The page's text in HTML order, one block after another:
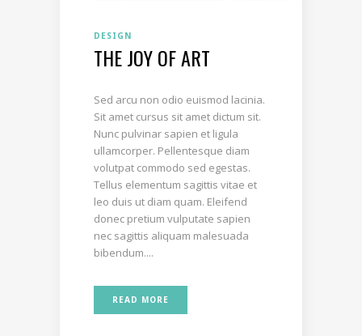
DESIGN
THE JOY OF ART
Sed arcu non odio euismod lacinia.
Sit amet cursus sit amet dictum sit.
Nunc pulvinar sapien et ligula
ullamcorper. Pellentesque diam
volutpat commodo sed egestas.
Tellus elementum sagittis vitae et
leo duis ut diam quam. Eleifend
donec pretium vulputate sapien
nec sagittis aliquam malesuada
bibendum....
READ MORE